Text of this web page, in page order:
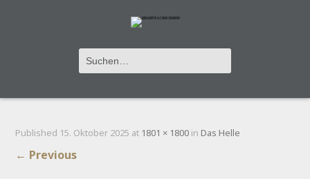
Published 15. Oktober 2025 at 1801 × 1800 in Das Helle
← Previous